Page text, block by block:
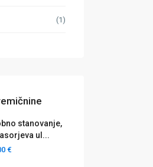
(1)
stanovanje,
ul...
€